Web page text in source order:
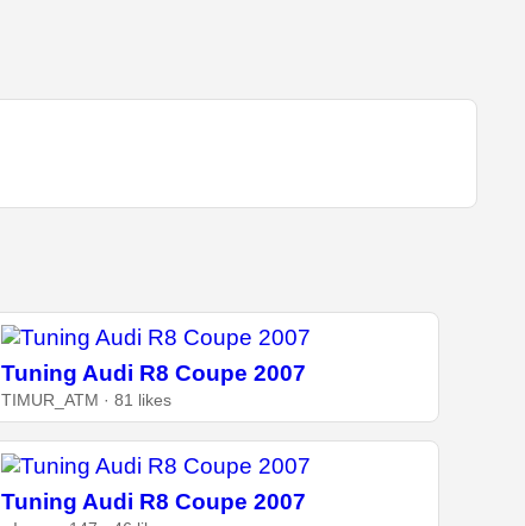
Tuning Audi R8 Coupe 2007
TIMUR_ATM · 81 likes
Tuning Audi R8 Coupe 2007